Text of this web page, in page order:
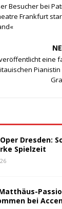
Besucher bei
Frankfurt
eine
Pianistin
Dresden:
Spielzeit
bei